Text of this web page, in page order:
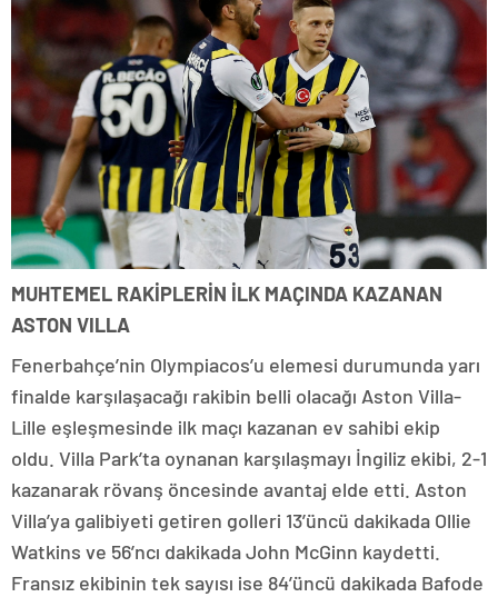
MUHTEMEL RAKİPLERİN İLK MAÇINDA KAZANAN
ASTON VILLA
Fenerbahçe’nin Olympiacos’u elemesi durumunda yarı
finalde karşılaşacağı rakibin belli olacağı Aston Villa-
Lille eşleşmesinde ilk maçı kazanan ev sahibi ekip
oldu. Villa Park’ta oynanan karşılaşmayı İngiliz ekibi, 2-1
kazanarak rövanş öncesinde avantaj elde etti. Aston
Villa’ya galibiyeti getiren golleri 13’üncü dakikada Ollie
Watkins ve 56’ncı dakikada John McGinn kaydetti.
Fransız ekibinin tek sayısı ise 84’üncü dakikada Bafode